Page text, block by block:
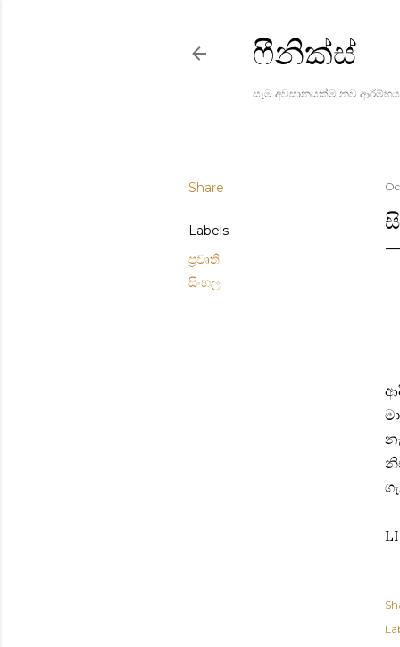
ෆීනික්ස්
සෑම අවසානයක්ම නව
Share
Labels
ප්‍රවෘති
සිංහල